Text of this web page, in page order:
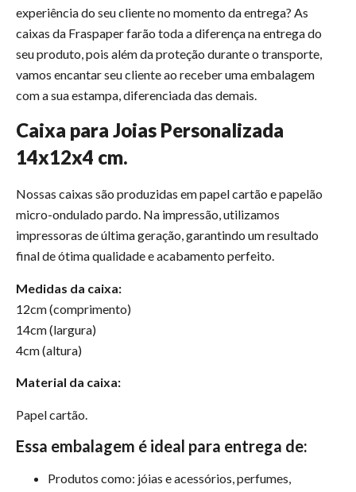
experiência do seu cliente no momento da entrega? As
caixas da Fraspaper farão toda a diferença na entrega do
seu produto, pois além da proteção durante o transporte,
vamos encantar seu cliente ao receber uma embalagem
com a sua estampa, diferenciada das demais.
Caixa para Joias Personalizada
14x12x4 cm.
Nossas caixas são produzidas em papel cartão e papelão
micro-ondulado pardo. Na impressão, utilizamos
impressoras de última geração, garantindo um resultado
final de ótima qualidade e acabamento perfeito.
Medidas da caixa:
12cm (comprimento)
14cm (largura)
4cm (altura)
Material da caixa:
Papel cartão.
Essa embalagem é ideal para entrega de:
Produtos como: jóias e acessórios, perfumes,